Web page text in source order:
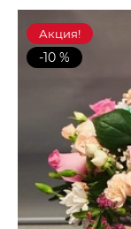
Акция!
-10 %